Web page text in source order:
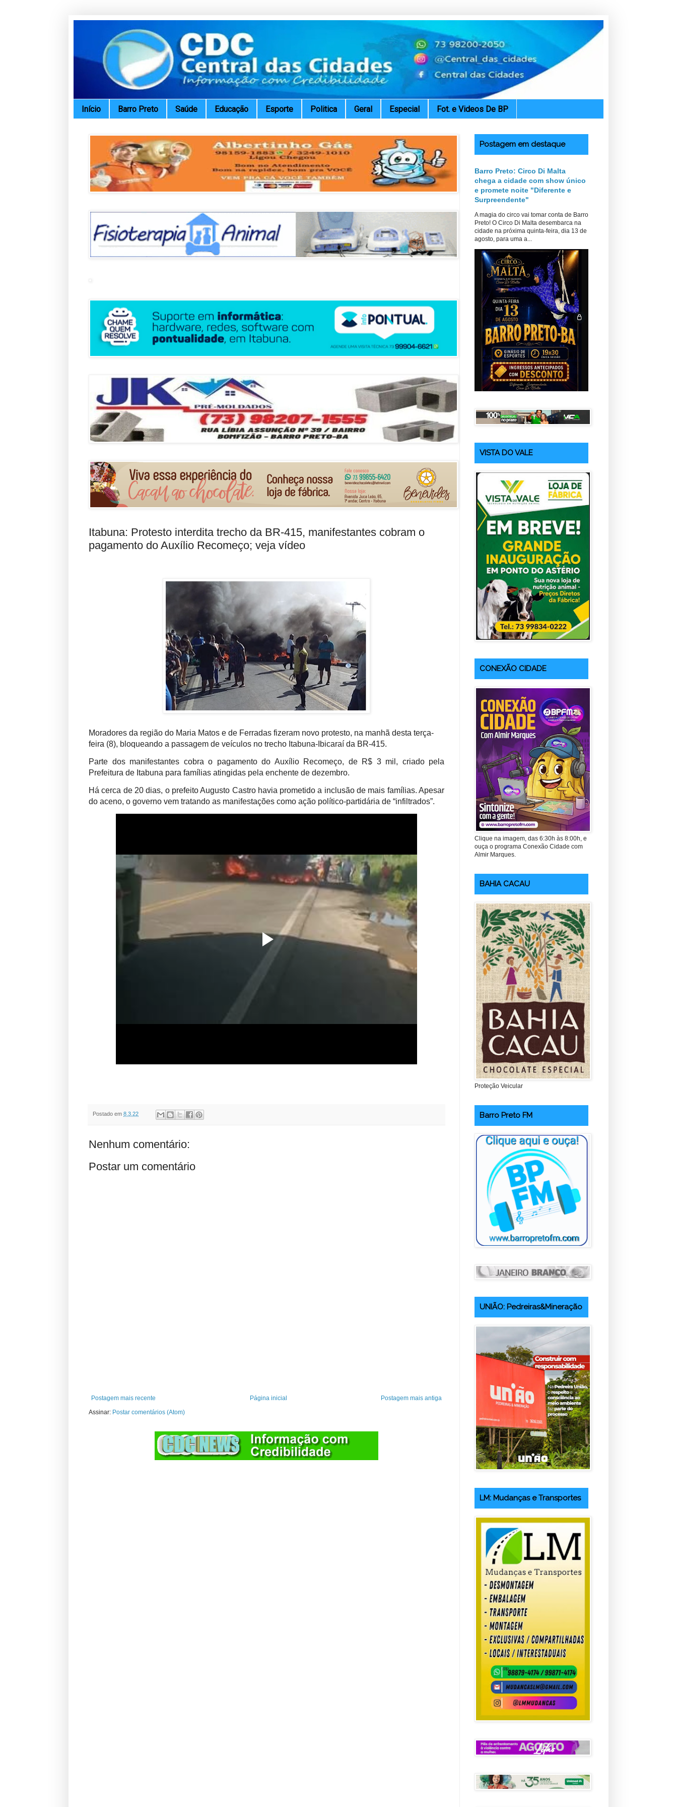
Início Barro Preto Saúde Educação Esporte Politica Geral Especial Fot. e Videos De BP
Itabuna: Protesto interdita trecho da BR-415, manifestantes cobram o
pagamento do Auxílio Recomeço; veja vídeo
Moradores da região do Maria Matos e de Ferradas fizeram novo protesto, na manhã desta terça-
feira (8), bloqueando a passagem de veículos no trecho Itabuna-Ibicaraí da BR-415.
Parte dos manifestantes cobra o pagamento do Auxílio Recomeço, de R$ 3 mil, criado pela
Prefeitura de Itabuna para famílias atingidas pela enchente de dezembro.
Há cerca de 20 dias, o prefeito Augusto Castro havia prometido a inclusão de mais famílias. Apesar
do aceno, o governo vem tratando as manifestações como ação político-partidária de “infiltrados”.
Postado em 8.3.22
Nenhum comentário:
Postar um comentário
Postagem mais recente Postagem mais antiga
Página inicial
Assinar: Postar comentários (Atom)
Postagem em destaque
Barro Preto: Circo Di Malta
chega a cidade com show único
e promete noite "Diferente e
Surpreendente"
A magia do circo vai tomar conta de Barro
Preto! O Circo Di Malta desembarca na
cidade na próxima quinta-feira, dia 13 de
agosto, para uma a...
VISTA DO VALE
CONEXÃO CIDADE
Clique na imagem, das 6:30h às 8:00h, e
ouça o programa Conexão Cidade com
Almir Marques.
BAHIA CACAU
Proteção Veicular
Barro Preto FM
UNIÃO: Pedreiras&Mineração
LM: Mudanças e Transportes